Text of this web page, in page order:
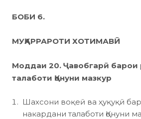
БОБИ 6.
МУҚАРРАРОТИ ХОТИМАВӢ
Моддаи 20. Ҷавобгарӣ барои
талаботи Қонуни мазкур
Шахсони воқеӣ ва ҳуқуқӣ
накардани талаботи Қонуни